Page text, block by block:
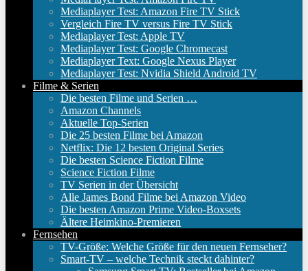
Mediaplayer Test: Amazon Fire TV Stick
Vergleich Fire TV versus Fire TV Stick
Mediaplayer Test: Apple TV
Mediaplayer Test: Google Chromecast
Mediaplayer Text: Google Nexus Player
Mediaplayer Test: Nvidia Shield Android TV
Filme & Serien
Die besten Filme und Serien …
Amazon Channels
Aktuelle Top-Serien
Die 25 besten Filme bei Amazon
Netflix: Die 12 besten Original Series
Die besten Science Fiction Filme
Science Fiction Filme
TV Serien in der Übersicht
Alle James Bond Filme bei Amazon Video
Die besten Amazon Prime Video-Boxsets
Ältere Heimkino-Premieren
Fernsehen
TV-Größe: Welche Größe für den neuen Fernseher?
Smart-TV – welche Technik steckt dahinter?